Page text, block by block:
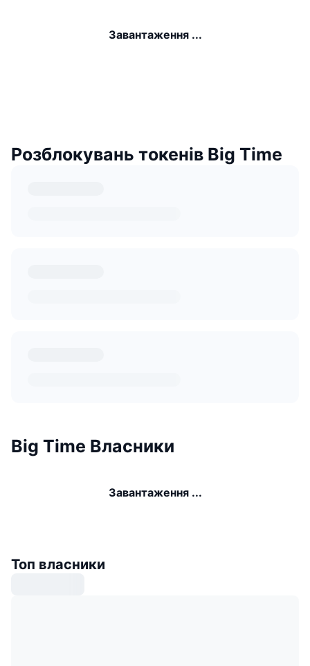
Завантаження ...
Розблокувань токенів Big Time
Big Time Власники
Завантаження ...
Топ власники